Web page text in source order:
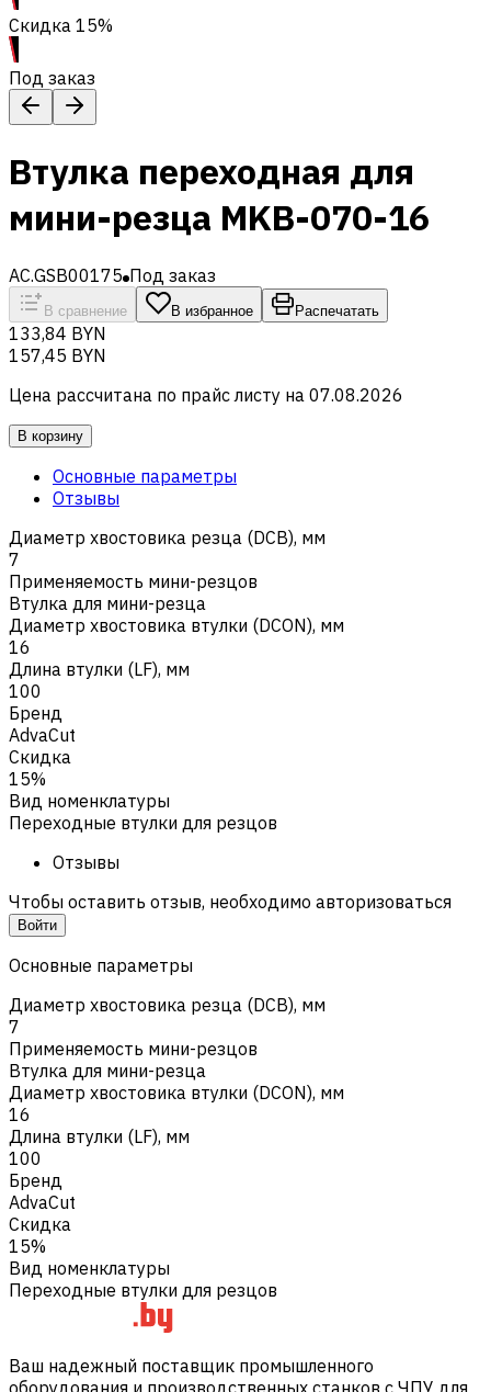
Скидка 15%
Под заказ
Втулка переходная для
мини-резца MKB-070-16
AC.GSB00175 Под заказ
В сравнение В избранное Распечатать
133,84 BYN
157,45 BYN
Цена рассчитана по прайс листу на 07.08.2026
В корзину
Основные параметры
Отзывы
Диаметр хвостовика резца (DCB), мм
7
Применяемость мини-резцов
Втулка для мини-резца
Диаметр хвостовика втулки (DCON), мм
16
Длина втулки (LF), мм
100
Бренд
AdvaCut
Скидка
15%
Вид номенклатуры
Переходные втулки для резцов
Отзывы
Чтобы оставить отзыв, необходимо авторизоваться
Войти
Основные параметры
Диаметр хвостовика резца (DCB), мм
7
Применяемость мини-резцов
Втулка для мини-резца
Диаметр хвостовика втулки (DCON), мм
16
Длина втулки (LF), мм
100
Бренд
AdvaCut
Скидка
15%
Вид номенклатуры
Переходные втулки для резцов
Ваш надежный поставщик промышленного
оборудования и производственных станков с ЧПУ для